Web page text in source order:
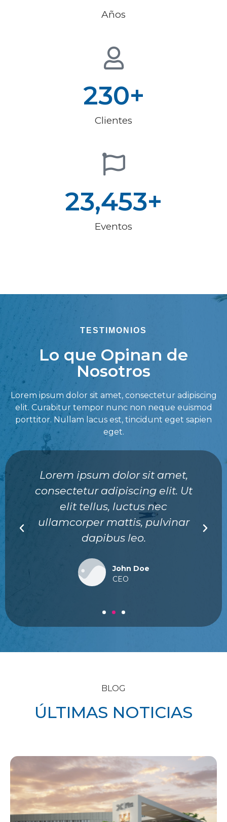
Años
230+
Clientes
23,453+
Eventos
TESTIMONIOS
Lo que Opinan de
Nosotros
Lorem ipsum dolor sit amet, consectetur adipiscing
elit. Curabitur tempor nunc non neque euismod
porttitor. Nullam lacus est, tincidunt eget sapien
eget.
Lorem ipsum dolor sit amet,
consectetur adipiscing elit. Ut
elit tellus, luctus nec
ullamcorper mattis, pulvinar
dapibus leo.
John Doe
CEO
BLOG
ÚLTIMAS NOTICIAS